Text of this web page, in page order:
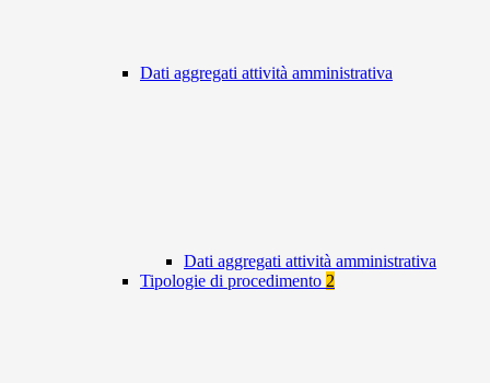
Dati aggregati attività amministrativa
Dati aggregati attività amministrativa
Tipologie di procedimento 2